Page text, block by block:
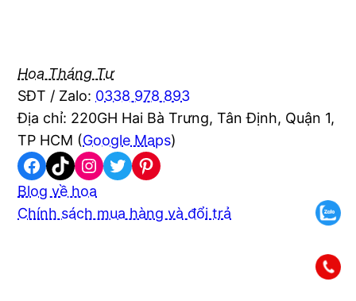
Hoa Tháng Tư
SĐT / Zalo: 0338 978 893
Địa chỉ: 220GH Hai Bà Trưng, Tân Định, Quận 1,
TP HCM (Google Maps)
Facebook
TikTokInstagram
TwitterPinterest
Blog về hoa
Chính sách mua hàng và đổi trả